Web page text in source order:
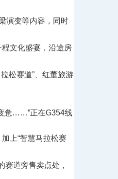
演变等内容，同时
文化盛宴，沿途房
松赛道”、红董旅游
惫……”正在G354线
上“智慧马拉松赛
赛道旁售卖点处，